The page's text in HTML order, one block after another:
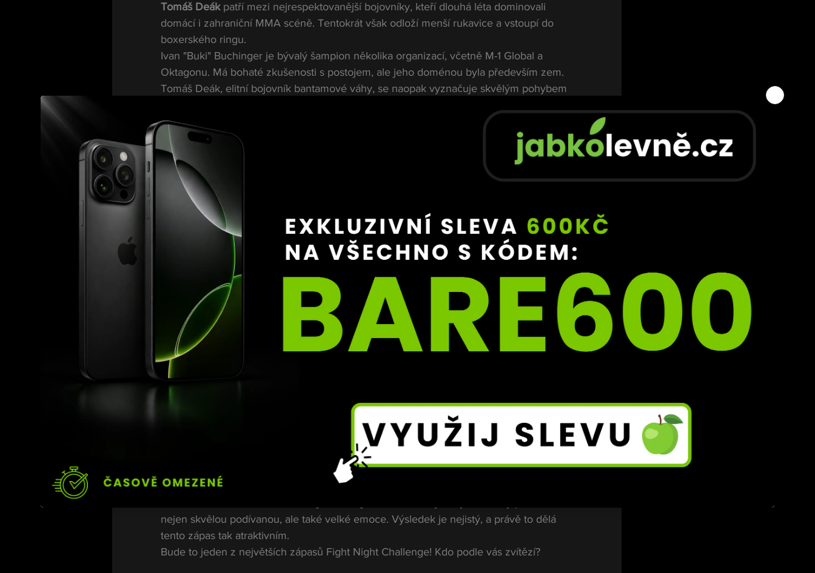
Tomáš Deák patří mezi nejrespektovanější bojovníky, kteří dlouhá léta dominovali
domácí i zahraniční MMA scéně. Tentokrát však odloží menší rukavice a vstoupí do
boxerského ringu.
Ivan "Buki" Buchinger je bývalý šampion několika organizací, včetně M-1 Global a
Oktagonu. Má bohaté zkušenosti s postojem, ale jeho doménou byla především zem.
Tomáš Deák, elitní bojovník bantamové váhy, se naopak vyznačuje skvělým pohybem
napínavou podívanou.
Ivan Buchinger: Tvrdost a zkušenosti
Buchinger je jméno, které zná každý fanoušek bojových sportů. Slovenský bojovník se
zapsal do historie jako první dvoudivizní šampion Oktagonu a během své kariéry
zápasil proti těm nejlepším, včetně Conora McGregora. Přestože většinu svých
vítězství získal díky grapplingu, v postoji má tvrdé údery a obrovské zkušenosti.
V boxu nebude mít k dispozici své nebezpečné submise, ale jeho tvrdost a odolnost
mohou hrát klíčovou roli. Pokud zvládne čelit Deákově rychlosti a přesnosti, může se
dostat do tlaku a diktovat tempo zápasu.
Tomáš Deák: Rychlost a přesnost
Tomáš Deák patří k nejlepším domácím bojovníkům bantamové váhy. Má za sebou
úspěšné působení v ruské organizaci ACA a je známý svou všestranností. V postoji
dokáže kombinovat rychlé údery s precizní obranou, což z něj dělá velmi
nebezpečného soupeře pro jakýkoliv zápas v postoji.
V boxerském ringu se bude snažit využít svou
rozdíl od Buchingera se více spoléhá na práci v postoji, což mu v tomto souboji může
Kdo bude mít navrch v dule na Fight Night Challenge 9?
Tento zápas slibuje velmi zajímavou dynamiku. Buchinger bude sázet na svou sílu,
tvrdost a zkušenosti, zatímco Deák se pokusí využít svého pohybu, techniky a rychlosti.
nejen skvělou podívanou, ale také velké emoce. Výsledek je nejistý, a právě to dělá
tento zápas tak atraktivním.
Bude to jeden z největších zápasů Fight Night Challenge! Kdo podle vás zvítězí?